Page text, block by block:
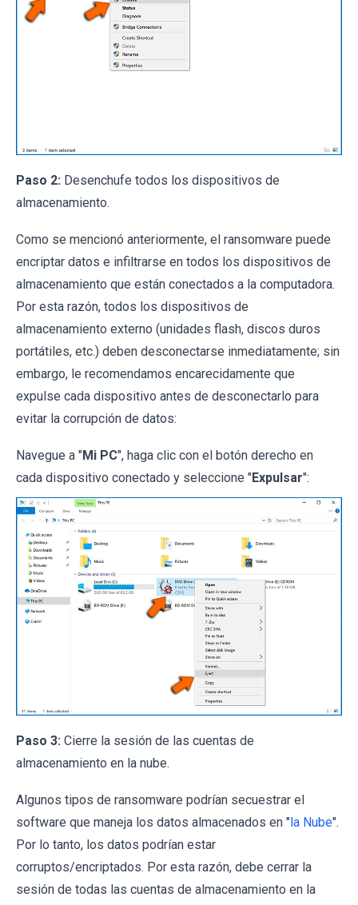
Paso 2: Desenchufe todos los dispositivos de
almacenamiento.
Como se mencionó anteriormente, el ransomware puede
encriptar datos e infiltrarse en todos los dispositivos de
almacenamiento que están conectados a la computadora.
Por esta razón, todos los dispositivos de
almacenamiento externo (unidades flash, discos duros
portátiles, etc.) deben desconectarse inmediatamente; sin
embargo, le recomendamos encarecidamente que
expulse cada dispositivo antes de desconectarlo para
evitar la corrupción de datos:
Navegue a "Mi PC", haga clic con el botón derecho en
cada dispositivo conectado y seleccione "Expulsar":
Paso 3: Cierre la sesión de las cuentas de
almacenamiento en la nube.
Algunos tipos de ransomware podrían secuestrar el
software que maneja los datos almacenados en "la Nube".
Por lo tanto, los datos podrían estar
corruptos/encriptados. Por esta razón, debe cerrar la
sesión de todas las cuentas de almacenamiento en la